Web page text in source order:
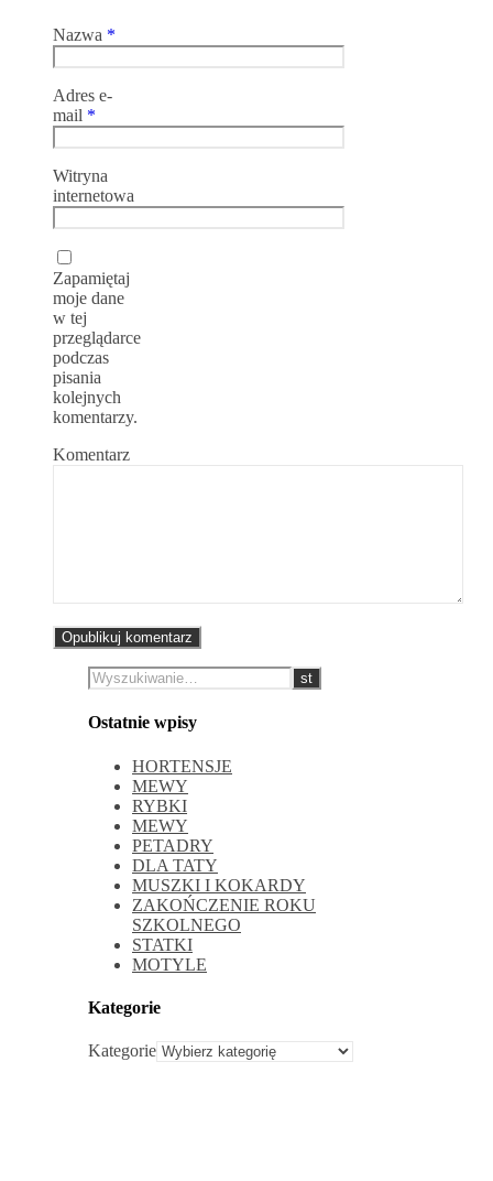
Nazwa *
Adres e-
mail *
Witryna
internetowa
Zapamiętaj
moje dane
w tej
przeglądarce
podczas
pisania
kolejnych
komentarzy.
Komentarz
Ostatnie wpisy
HORTENSJE
MEWY
RYBKI
MEWY
PETADRY
DLA TATY
MUSZKI I KOKARDY
ZAKOŃCZENIE ROKU
SZKOLNEGO
STATKI
MOTYLE
Kategorie
Kategorie